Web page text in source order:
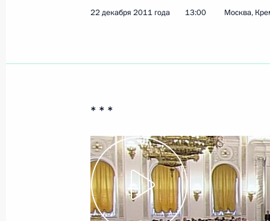
Послание Президента
21 декабря 2011 года, среда
Встреча с Президентом Украины
21 декабря 2011 года, 10:00 Московская
22 декабря 2011 года 13:00 Москва,
* * *